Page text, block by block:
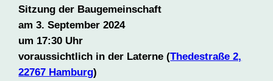
Sitzung der Baugemeinschaft
am 3. September 2024
um 17:30 Uhr
voraussichtlich in der Laterne (Thedestraße 2,
22767 Hamburg)